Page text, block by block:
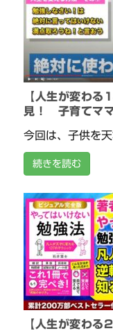
【人生が変わる
見！ 子育てマ
今回は、子供を
続きを読む
【人生が変わる